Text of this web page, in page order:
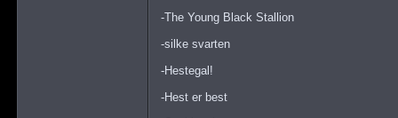
-The Young Black Stallion
-silke svarten
-Hestegal!
-Hest er best